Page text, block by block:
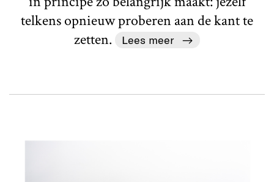
telkens opnieuw proberen aan de kant te
zetten.
Lees meer